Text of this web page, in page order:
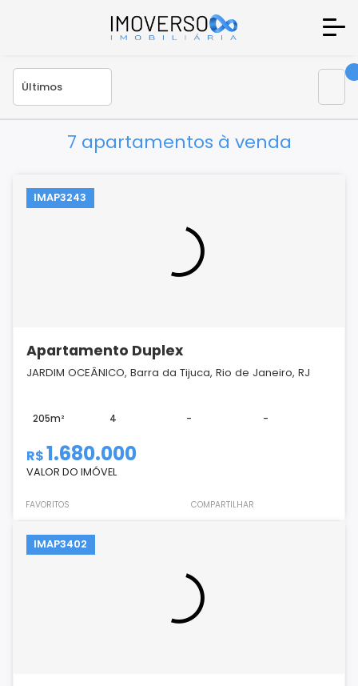
7 apartamentos à venda
IMAP3243
Apartamento Duplex
JARDIM OCEÂNICO, Barra da Tijuca, Rio de Janeiro, RJ
205m² 4 - -
R$1.680.000
VALOR DO IMÓVEL
FAVORITOS COMPARTILHAR
IMAP3402